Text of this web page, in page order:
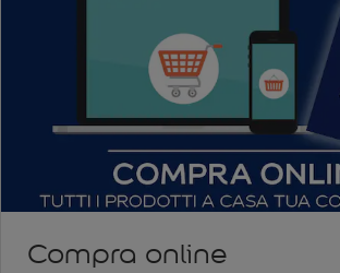
Compra online